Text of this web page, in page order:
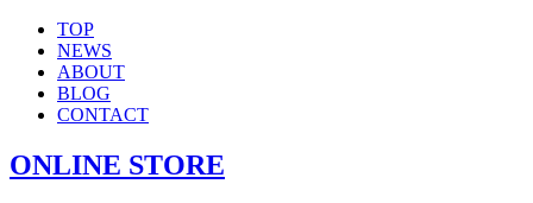
TOP
NEWS
ABOUT
BLOG
CONTACT
ONLINE STORE